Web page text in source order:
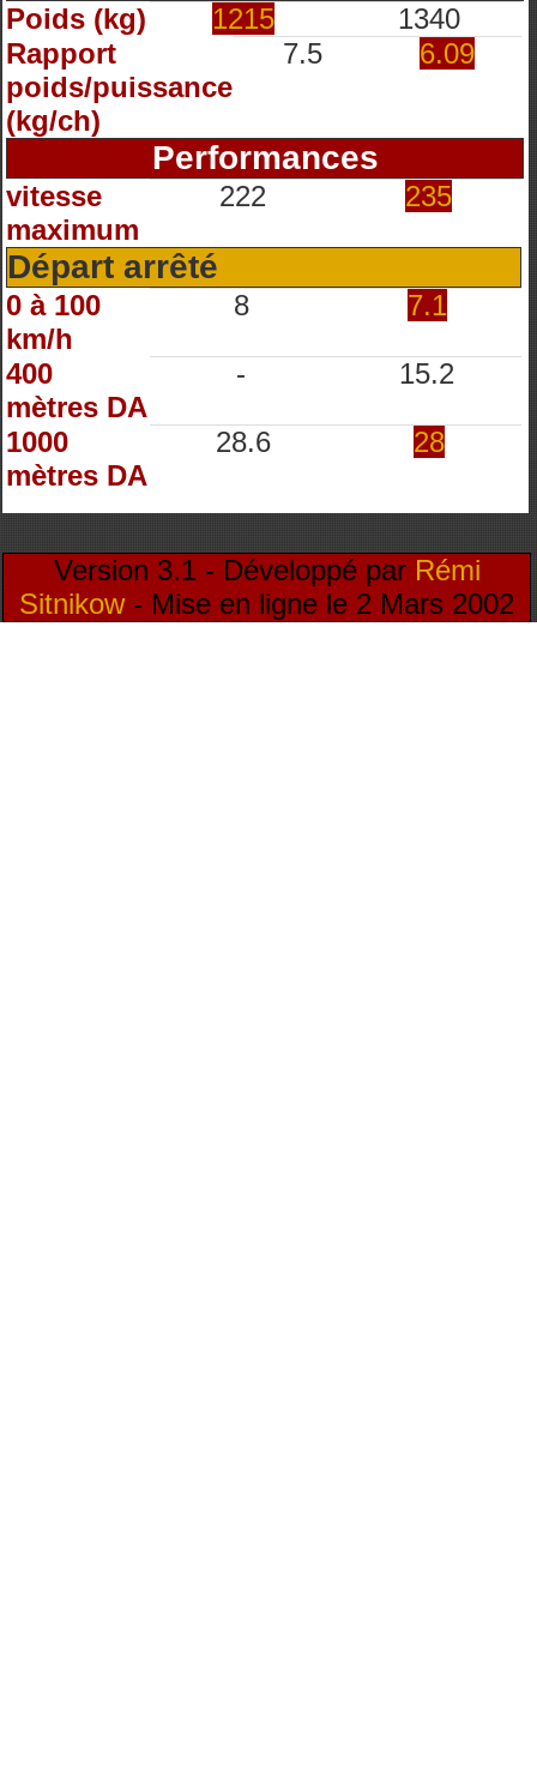
Poids (kg) 1215
1340
Rapport
poids/puissance
(kg/ch)
7.5 6.09
Performances
vitesse
maximum
222 235
Départ arrêté
0 à 100
km/h
8 7.1
400
mètres DA
- 15.2
1000
mètres DA
28.6 28
Version 3.1 - Développé par Rémi
Sitnikow- Mise en ligne le 2 Mars 2002